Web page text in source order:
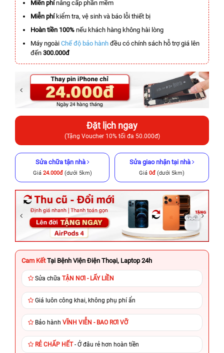
Miễn phínâng cấp phần mềm
Miễn phíkiểm tra, vệ sinh và báo lỗi thiết bị
Hoàn tiền 100% nếu khách hàng không hài lòng
Máy ngoài Chế độ bảo hành đều có chính sách hỗ trợ giá lên
đến 300.000đ
Đặt lịch ngay
(Tặng Voucher 10% tối đa 50.000đ)
Sửa chữa tận nhà
Giá 24.000đ(dưới 5km)
Sửa giao nhận tại nhà
Giá 0đ (dưới 5km)
Cam Kết Tại Bệnh Viện Điện Thoại, Laptop 24h
Sửa chữa TẬN NƠI - LẤY LIỀN
Giá luôn công khai, không phụ phí ẩn
Bảo hành VĨNH VIỄN - BAO RƠI VỠ
RẺ CHẤP HẾT- Ở đâu rẻ hơn hoàn tiền